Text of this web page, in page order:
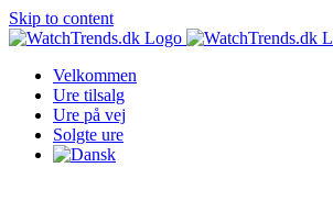
Skip to content
Velkommen
Ure tilsalg
Ure på vej
Solgte ure